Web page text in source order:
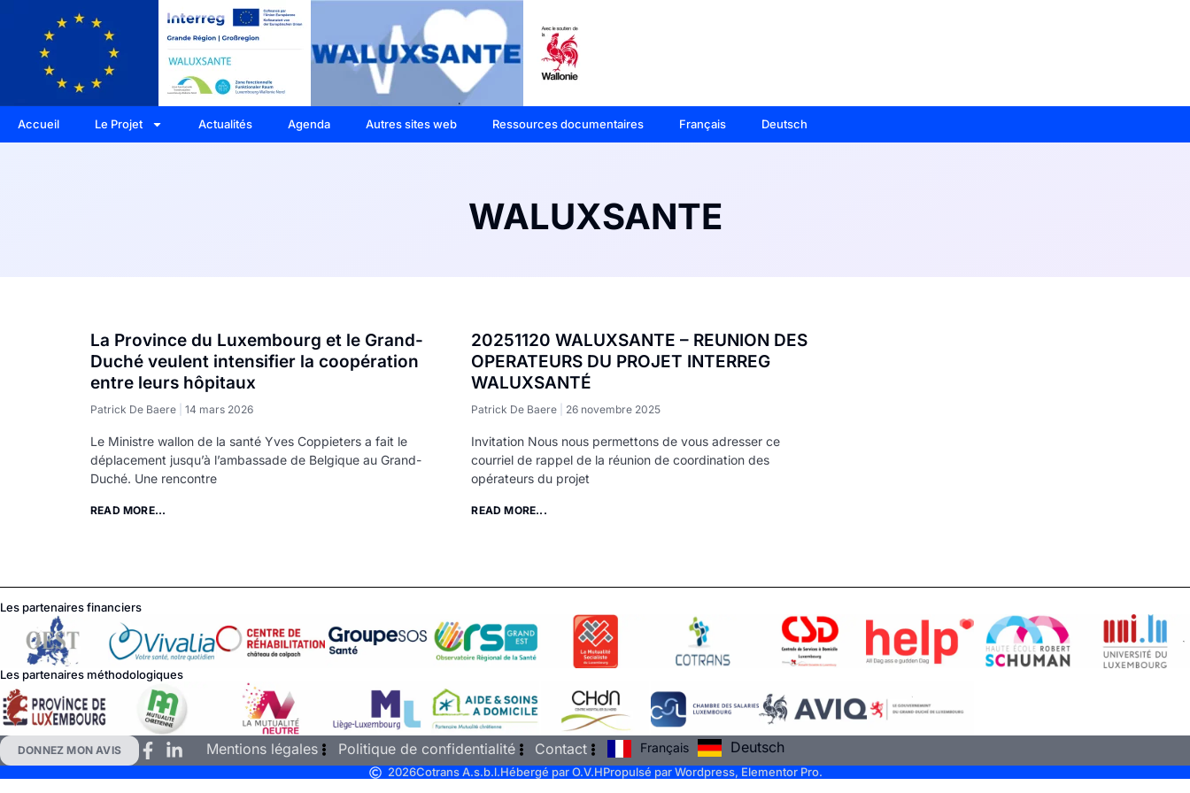
Accueil Le Projet Actualités Agenda Autres sites web Ressources documentaires Français Deutsch
WALUXSANTE
La Province du Luxembourg et le Grand-
Duché veulent intensifier la coopération
entre leurs hôpitaux
Patrick De Baere 14 mars 2026
Le Ministre wallon de la santé Yves Coppieters a fait le
déplacement jusqu’à l’ambassade de Belgique au Grand-
Duché. Une rencontre
READ MORE...
20251120 WALUXSANTE – REUNION DES
OPERATEURS DU PROJET INTERREG
WALUXSANTÉ
Patrick De Baere 26 novembre 2025
Invitation Nous nous permettons de vous adresser ce
courriel de rappel de la réunion de coordination des
opérateurs du projet
READ MORE...
Les partenaires financiers
Les partenaires méthodologiques
DONNEZ MON AVIS Mentions légales Politique de confidentialité Contact Français Deutsch
2026Cotrans A.s.b.l.Hébergé par O.V.HPropulsé par Wordpress, Elementor Pro.